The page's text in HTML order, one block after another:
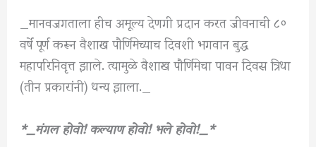
_मानवजगताला हीच अमूल्य देणगी प्रदान करत जीवनाची ८०
वर्षे पूर्ण करून वैशाख पौर्णिमेच्याच दिवशी भगवान बुद्ध
महापरिनिवृत्त झाले. त्यामुळे वैशाख पौर्णिमेचा पावन दिवस त्रिधा
(तीन प्रकारांनी) धन्य झाला._
*_मंगल होवो! कल्याण होवो! भले होवो!_*